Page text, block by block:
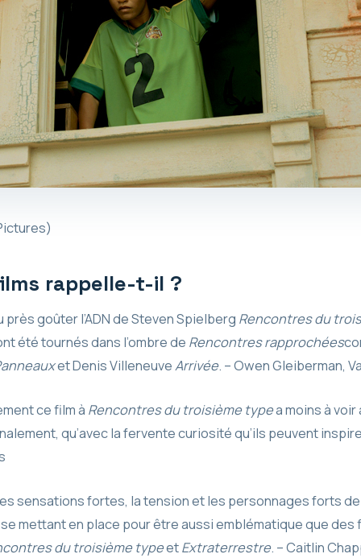
rappelle-t-il ?
près goûter l’ADN de Steven Spielberg Rencontres du
été tournés dans l’ombre de Rencontres rapprochées
et Denis VilleneuveArrivée. – Owen Gleiberman,
ce film à Rencontres du troisième typea moins à
qu’avec la fervente curiosité qu’ils peuvent
sensations fortes, la tension et les personnages forts
mettant en place pour être aussi emblématique que
du troisième typeetExtraterrestre. – Caitlin